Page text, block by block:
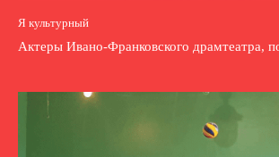
Я культурный
Актеры Ивано-Франковского драмтеатра,